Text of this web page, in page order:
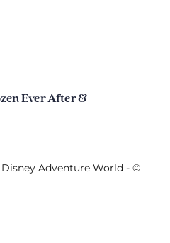
Ever After &